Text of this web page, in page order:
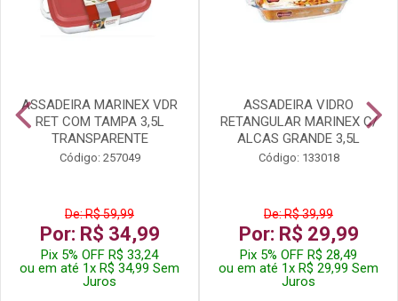
ASSADEIRA MARINEX VDR
RET COM TAMPA 3,5L
TRANSPARENTE
Código: 257049
De: R$ 59,99
Por: R$ 34,99
Pix 5% OFF R$ 33,24
ou em até 1x R$ 34,99 Sem
Juros
ASSADEIRA VIDRO
RETANGULAR MARINEX C/
ALCAS GRANDE 3,5L
Código: 133018
De: R$ 39,99
Por: R$ 29,99
Pix 5% OFF R$ 28,49
ou em até 1x R$ 29,99 Sem
Juros